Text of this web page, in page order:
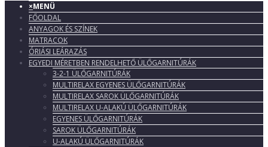
×MENÜ
FŐOLDAL
ANYAGOK ÉS SZÍNEK
MATRACOK
ÓRIÁSI LEÁRAZÁS
EGYEDI MÉRETBEN RENDELHETŐ ÜLŐGARNITÚRÁK
3-2-1 ÜLŐGARNITÚRÁK
MULTIRELAX EGYENES ÜLŐGARNITÚRÁK
MULTIRELAX SAROK ÜLŐGARNITÚRÁK
MULTIRELAX U-ALAKÚ ÜLŐGARNITÚRÁK
EGYENES ÜLŐGARNITÚRÁK
SAROK ÜLŐGARNITÚRÁK
U-ALAKÚ ÜLŐGARNITÚRÁK